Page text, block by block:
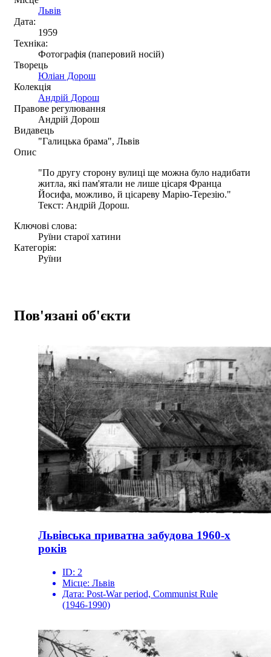
Львів
Дата:
1959
Техніка:
Фотографія (паперовий носій)
Творець
Юліан Дорош
Колекція
Андрій Дорош
Правове регулювання
Андрій Дорош
Видавець
"Галицька брама", Львів
Опис
"По другу сторону вулиці ще можна було надибати
житла, які пам'ятали не лише цісаря Франца
Йосифа, можливо, й цісареву Марію-Терезію."
Текст: Андрій Дорош.
Ключові слова:
Руїни старої хатини
Категорія:
Руїни
Пов'язані об'єкти
Львівська приватна забудова 1960-х
років
ID: 2
Місце: Львів
Дата: Post-War period, Communist Rule
(1946-1990)